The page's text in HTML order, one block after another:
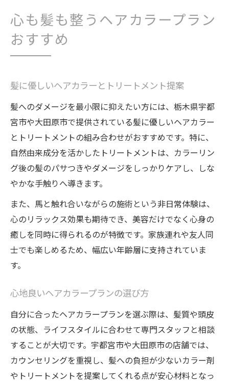
心も髪も整うヘアカラープラン
おすすめ
髪に優しいヘアカラーとトリートメント提案
髪へのダメージを最小限に抑えたい方には、栃木県宇都
宮市や大田原市で提供されている髪に優しいヘアカラー
とトリートメントの組み合わせがおすすめです。特に、
自然由来成分を活かしたトリートメントは、カラーリン
グ後の髪のパサつきやダメージをしっかりケアし、しな
やかな手触りへ導きます。
また、馬と触れ合いながらの施術という非日常体験は、
心のリラックス効果も期待でき、美容だけでなく心身の
癒しを同時に得られるのが特徴です。家族連れや友人同
士でも楽しめるため、幅広い年齢層に支持されていま
す。
心地良いヘアカラープランの選び方
自分に合ったヘアカラープランを選ぶ際は、髪質や頭皮
の状態、ライフスタイルに合わせて専門スタッフと相談
することが大切です。宇都宮市や大田原市の店舗では、
カウンセリングを重視し、髪への負担が少ないカラー剤
やトリートメントを提案してくれる点が安心材料となっ